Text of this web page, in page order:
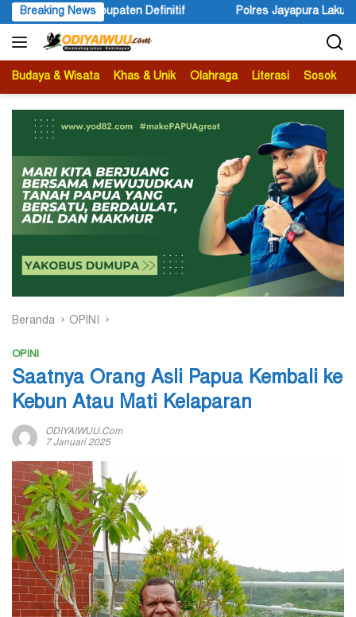
Langsung
ke
konten
Breaking News
Polres Jayapura Lakukan Penyelidikan Pasca Keracunan Akibat
Budaya & Wisata Khas & Unik Olahraga Literasi Sosok
Beranda OPINI
OPINI
Saatnya Orang Asli Papua Kembali ke
Kebun Atau Mati Kelaparan
ODIYAIWUU.com
7 Januari 2025